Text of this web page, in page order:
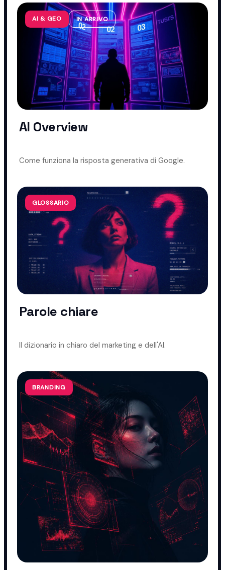
AI & GEO IN ARRIVO
AI Overview
Come funziona la risposta generativa di Google.
GLOSSARIO
Parole chiare
Il dizionario in chiaro del marketing e dell'AI.
BRANDING